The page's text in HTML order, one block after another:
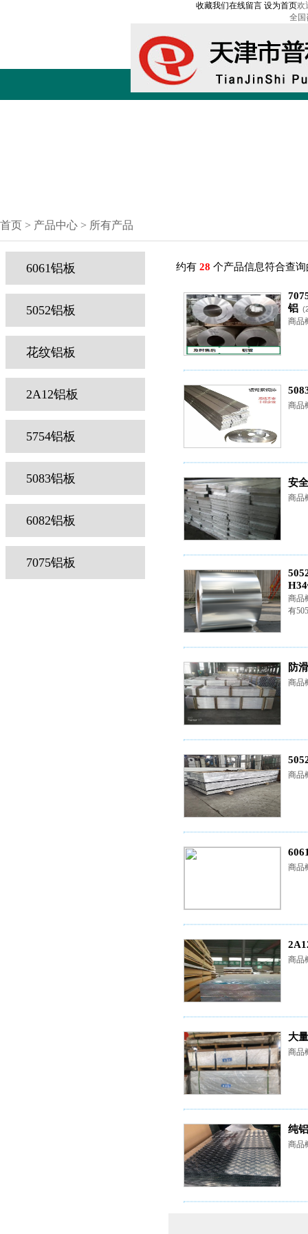
收藏我们在线留言 设为首页欢
全国
首页 > 产品中心 > 所有产品
6061铝板
5052铝板
花纹铝板
2A12铝板
5754铝板
5083铝板
6082铝板
7075铝板
约有 28 个产品信息符合查
铝
商品
商品
安
商品
商品
有
防
商品
商品
商品
商品
大
商品
纯
商品